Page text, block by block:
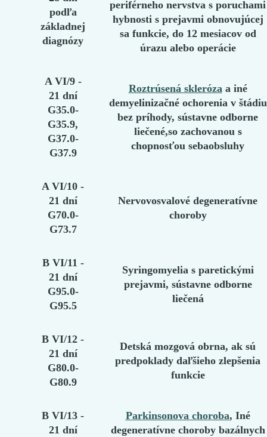
podľa
základnej
diagnózy
periférneho nervstva s poruchami
hybnosti s prejavmi obnovujúcej
sa funkcie, do 12 mesiacov od
úrazu alebo operácie
A VI/9 -
21 dní
G35.0-
G35.9,
G37.0-
G37.9
Roztrúsená sklerózaa iné
demyelinizačné ochorenia v štádiu
bez príhody, sústavne odborne
liečené,so zachovanou s
chopnosťou sebaobsluhy
A VI/10 -
21 dní
G70.0-
G73.7
Nervovosvalové degeneratívne
choroby
B VI/11 -
21 dní
G95.0-
G95.5
Syringomyelia s paretickými
prejavmi, sústavne odborne
liečená
B VI/12 -
21 dní
G80.0-
G80.9
Detská mozgová obrna, ak sú
predpoklady daľšieho zlepšenia
funkcie
B VI/13 -
21 dní
Parkinsonova choroba, Iné
degeneratívne choroby bazálnych